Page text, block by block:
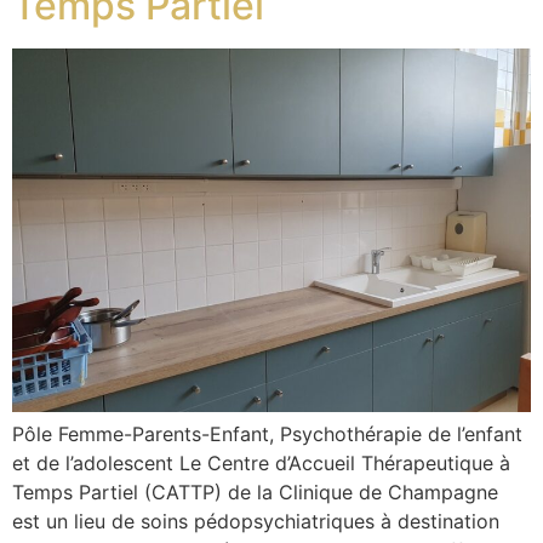
Pôle Femme-Parents-Enfant, Psychothérapie de l’enfant
et de l’adolescent Le Centre d’Accueil Thérapeutique à
Temps Partiel (CATTP) de la Clinique de Champagne
est un lieu de soins pédopsychiatriques à destination